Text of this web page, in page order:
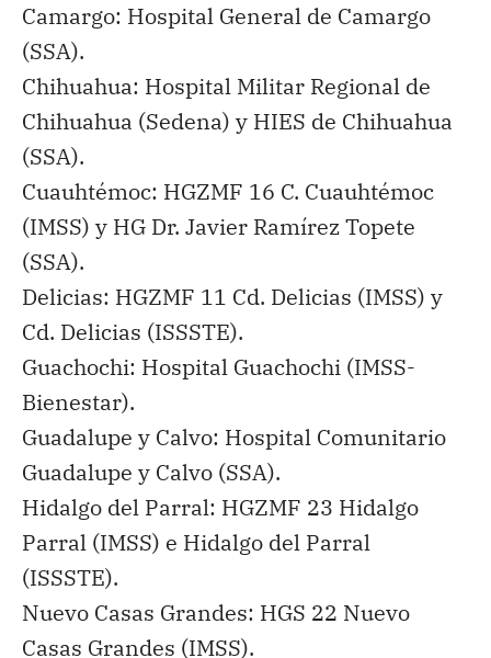
Camargo: Hospital General de Camargo
(SSA).
Chihuahua: Hospital Militar Regional de
Chihuahua (Sedena) y HIES de Chihuahua
(SSA).
Cuauhtémoc: HGZMF 16 C. Cuauhtémoc
(IMSS) y HG Dr. Javier Ramírez Topete
(SSA).
Delicias: HGZMF 11 Cd. Delicias (IMSS) y
Cd. Delicias (ISSSTE).
Guachochi: Hospital Guachochi (IMSS-
Bienestar).
Guadalupe y Calvo: Hospital Comunitario
Guadalupe y Calvo (SSA).
Hidalgo del Parral: HGZMF 23 Hidalgo
Parral (IMSS) e Hidalgo del Parral
(ISSSTE).
Nuevo Casas Grandes: HGS 22 Nuevo
Casas Grandes (IMSS).